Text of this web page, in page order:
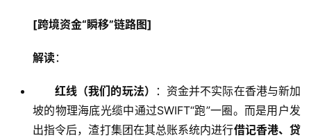
登录
[跨境资金“瞬移”链路图]
解读：
红线（我们的玩法）
：资金并不实际在香港与新加
坡的物理海底光缆中通过SWIFT“跑”一圈。而是用户发
出指令后，渣打集团在其总账系统内进行借记香港、贷